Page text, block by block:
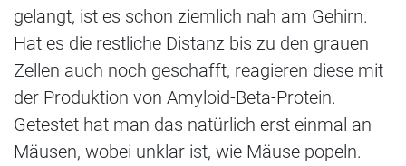
gelangt, ist es schon ziemlich nah am Gehirn.
Hat es die restliche Distanz bis zu den grauen
Zellen auch noch geschafft, reagieren diese mit
der Produktion von Amyloid-Beta-Protein.
Getestet hat man das natürlich erst einmal an
Mäusen, wobei unklar ist, wie Mäuse popeln.